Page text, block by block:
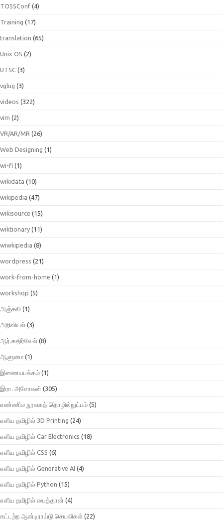
TOSSConf (4)
Training (17)
translation (65)
Unix OS (2)
UTSC (3)
vglug (3)
videos (322)
vim (2)
VR/AR/MR (26)
Web Designing (1)
wi-fi (1)
wikidata (10)
wikipedia (47)
wikisource (15)
wiktionary (11)
wiwkipedia (8)
wordpress (21)
work-from-home (1)
workshop (5)
அஞ்சலி (1)
அறிவியல் (3)
ஆர்.கதிர்வேல் (8)
ஆளுமை (1)
இணையபக்கம் (1)
இரா. அசோகன் (305)
எண்ணிம நூலகத் தொழில்நுட்பம் (5)
எளிய தமிழில் 3D Printing (24)
எளிய தமிழில் Car Electronics (18)
எளிய தமிழில் CSS (6)
எளிய தமிழில் Generative AI (4)
எளிய தமிழில் Python (15)
எளிய தமிழில் பைத்தான் (4)
கட்டற்ற ஆன்டிராய்டு செயலிகள் (22)